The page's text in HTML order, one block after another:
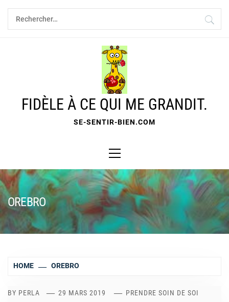
Skip
content
Rechercher :
FIDÈLE À CE QUI ME GRANDIT.
SE-SENTIR-BIEN.COM
Menu
OREBRO
HOME OREBRO
BY PERLA 29 MARS 2019 PRENDRE SOIN DE SOI